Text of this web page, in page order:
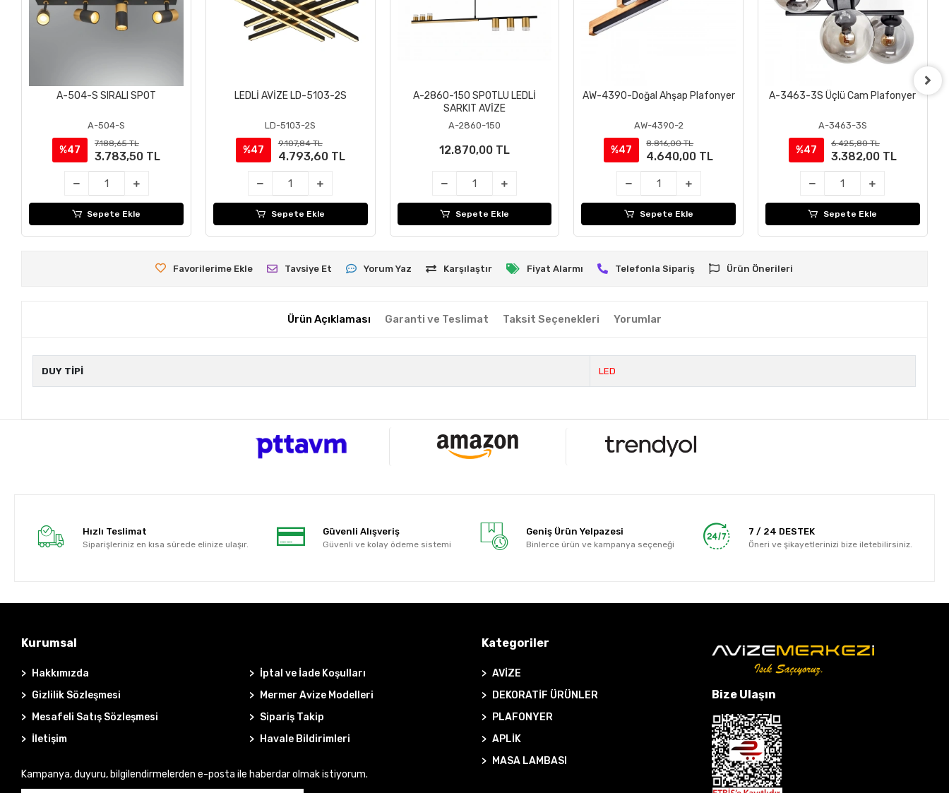
A-504-S SIRALI SPOT
A-504-S
%47
7.188,65 TL
3.783,50 TL
Sepete Ekle
LEDLİ AVİZE LD-5103-2S
LD-5103-2S
%47
9.107,84 TL
4.793,60 TL
Sepete Ekle
Sepete Ekle
A-2860-150 SPOTLU LEDLİ
SARKIT AVİZE
A-2860-150
12.870,00 TL
Sepete Ekle
Sepete Ekle
AW-4390-Doğal Ahşap Plafonyer
AW-4390-2
%47
8.816,00 TL
4.640,00 TL
Sepete Ekle
Sepete Ekle
A-3463-3S Üçlü Cam Plafonyer
A-3463-3S
%47
6.425,80 TL
3.382,00 TL
Sepete Ekle
Favorilerime Ekle Tavsiye Et Yorum Yaz Karşılaştır Fiyat Alarmı Telefonla Sipariş Ürün Önerileri
Ürün Açıklaması Garanti ve Teslimat Taksit Seçenekleri Yorumlar
DUY TİPİ LED
Hızlı Teslimat
Siparişleriniz en kısa sürede elinize ulaşır.
Güvenli Alışveriş
Güvenli ve kolay ödeme sistemi
Geniş Ürün Yelpazesi
Binlerce ürün ve kampanya seçeneği
7 / 24 DESTEK
Öneri ve şikayetlerinizi bize iletebilirsiniz.
Kurumsal
Hakkımızda
Gizlilik Sözleşmesi
Mesafeli Satış Sözleşmesi
İletişim
İptal ve İade Koşulları
Mermer Avize Modelleri
Sipariş Takip
Havale Bildirimleri
Kampanya, duyuru, bilgilendirmelerden e-posta ile haberdar olmak istiyorum.
Kategoriler
AVİZE
DEKORATİF ÜRÜNLER
PLAFONYER
APLİK
MASA LAMBASI
Bize Ulaşın